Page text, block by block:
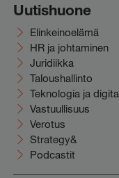
Uutishuone
Elinkeinoelämä
HR ja johtaminen
Juridiikka
Taloushallinto
Teknologia ja
Vastuullisuus
Verotus
Strategy&
Podcastit